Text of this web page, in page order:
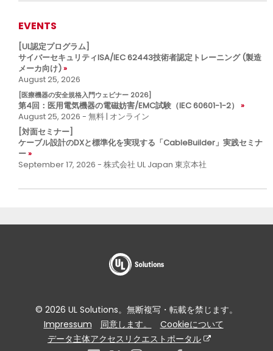
EVENTS
[UL認定プログラム]
サイバーセキュリティISA/IEC 62443技術者認定トレーニング (製造
メーカ向け)
August 25, 2026
[医療機器の安全規格入門ウェビナー 2026]
第4回：医用電気機器の電磁妨害/EMC試験（IEC 60601-1-2）
August 25, 2026 - 無料 | オンライン
[対面セミナー]
ケーブル設計のDXと標準化を実現する「CableBuilder」実践セミナ
ー
September 17, 2026 - 株式会社 UL Japan 東京本社
© 2026 UL Solutions。無断複写・転載を禁じます。
Impressum
同意します。
Cookieについて
データ主体アクセスリクエストポータル